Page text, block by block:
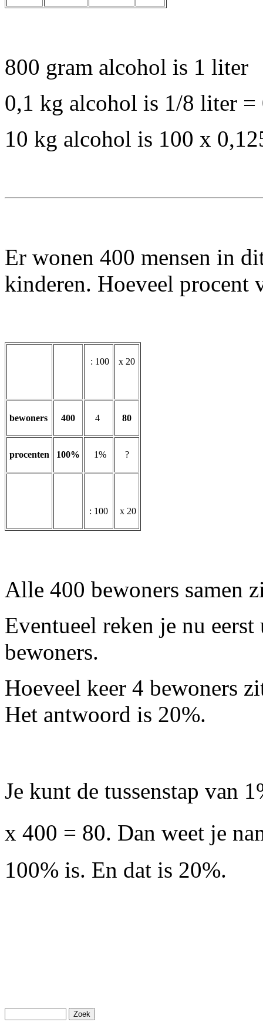
800 gram alcohol is 1 liter
0,1 kg alcohol is 1/8 liter
10 kg alcohol is 100 x
Er wonen 400 mensen in
kinderen. Hoeveel procent
: 100 x 20
bewoners 400 4 80
procenten 100% 1% ?
: 100 x 20
Alle 400 bewoners samen
Eventueel reken je nu
bewoners.
Hoeveel keer 4 bewoners
Het antwoord is 20%.
Je kunt de tussenstap van
x 400 = 80. Dan weet je
100% is. En dat is 20%.